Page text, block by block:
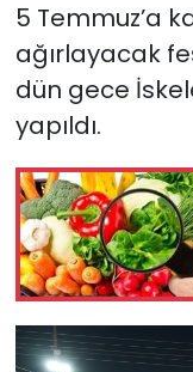
5 Temmuz’a
ağırlayacak
dün gece
yapıldı.